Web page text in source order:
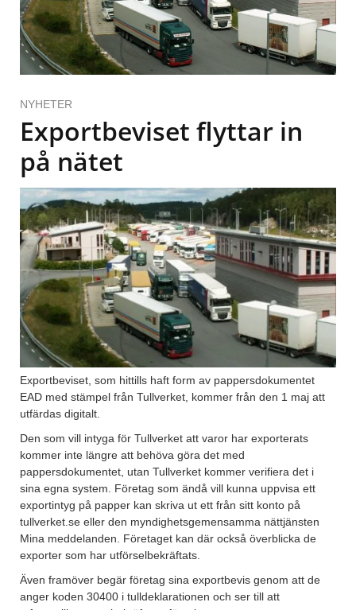
NYHETER
Exportbeviset flyttar in
på nätet
Exportbeviset, som hittills haft form av pappersdokumentet
EAD med stämpel från Tullverket, kommer från den 1 maj att
utfärdas digitalt.
Den som vill intyga för Tullverket att varor har exporterats
kommer inte längre att behöva göra det med
pappersdokumentet, utan Tullverket kommer verifiera det i
sina egna system. Företag som ändå vill kunna uppvisa ett
exportintyg på papper kan skriva ut ett från sitt konto på
tullverket.se eller den myndighetsgemensamma nättjänsten
Mina meddelanden. Företaget kan där också överblicka de
exporter som har utförselbekräftats.
Även framöver begär företag sina exportbevis genom att de
anger koden 30400 i tulldeklarationen och ser till att